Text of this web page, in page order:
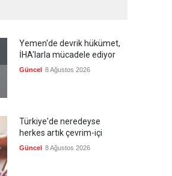
Yemen'de devrik hükümet,
İHA'larla mücadele ediyor
Güncel 8 Ağustos 2026
Türkiye'de neredeyse
herkes artık çevrim-içi
Güncel 8 Ağustos 2026